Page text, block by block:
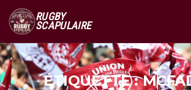
RUGBY
SCAPULAIRE
ÉTIQUETTE :